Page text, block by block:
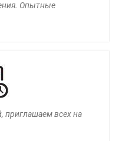
Опытные
приглашаем всех на